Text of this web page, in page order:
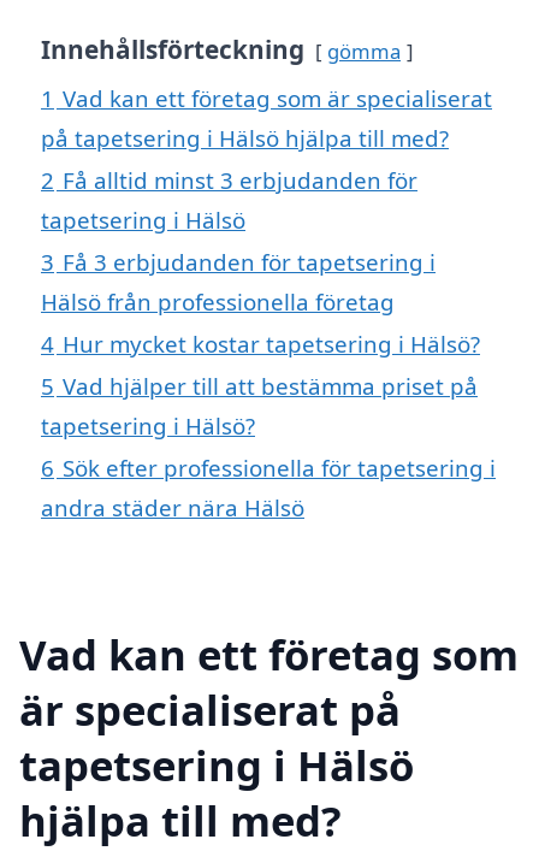
Innehållsförteckning gömma
1 Vad kan ett företag som är specialiserat
på tapetsering i Hälsö hjälpa till med?
2 Få alltid minst 3 erbjudanden för
tapetsering i Hälsö
3 Få 3 erbjudanden för tapetsering i
Hälsö från professionella företag
4 Hur mycket kostar tapetsering i Hälsö?
5 Vad hjälper till att bestämma priset på
tapetsering i Hälsö?
6 Sök efter professionella för tapetsering i
andra städer nära Hälsö
Vad kan ett företag som
är specialiserat på
tapetsering i Hälsö
hjälpa till med?